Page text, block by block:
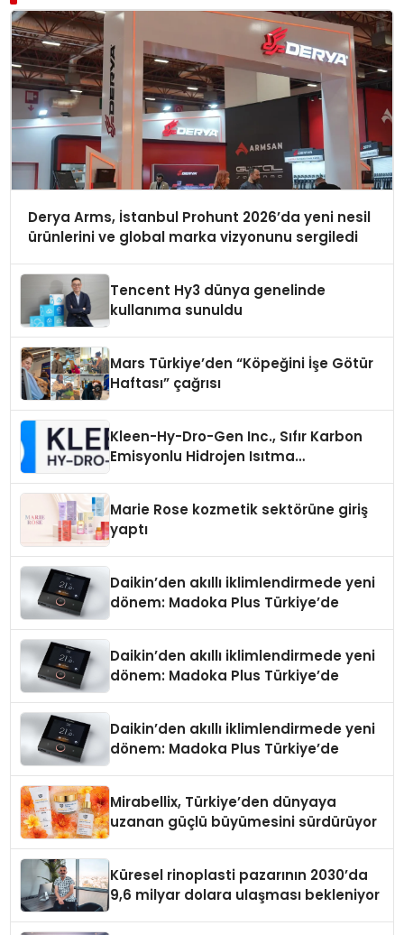
Derya Arms, İstanbul Prohunt 2026’da yeni nesil
ürünlerini ve global marka vizyonunu sergiledi
Tencent Hy3 dünya genelinde
kullanıma sunuldu
Mars Türkiye’den “Köpeğini İşe Götür
Haftası” çağrısı
Kleen-Hy-Dro-Gen Inc., Sıfır Karbon
Emisyonlu Hidrojen Isıtma
Marie Rose kozmetik sektörüne giriş
yaptı
Daikin’den akıllı iklimlendirmede yeni
dönem: Madoka Plus Türkiye’de
Daikin’den akıllı iklimlendirmede yeni
dönem: Madoka Plus Türkiye’de
Daikin’den akıllı iklimlendirmede yeni
dönem: Madoka Plus Türkiye’de
Mirabellix, Türkiye’den dünyaya
uzanan güçlü büyümesini sürdürüyor
Küresel rinoplasti pazarının 2030’da
9,6 milyar dolara ulaşması bekleniyor